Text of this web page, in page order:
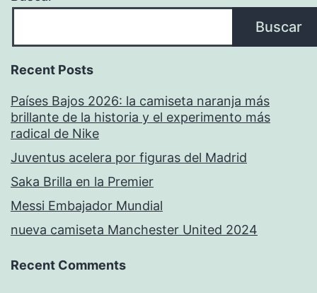
Buscar
Recent Posts
Países Bajos 2026: la camiseta naranja más
brillante de la historia y el experimento más
radical de Nike
Juventus acelera por figuras del Madrid
Saka Brilla en la Premier
Messi Embajador Mundial
nueva camiseta Manchester United 2024
Recent Comments